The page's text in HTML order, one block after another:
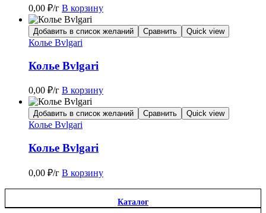
0,00 ₽/г В корзину
Добавить в список желаний Сравнить Quick view
Колье Bvlgari
Колье Bvlgari
0,00 ₽/г В корзину
Добавить в список желаний Сравнить Quick view
Колье Bvlgari
Колье Bvlgari
0,00 ₽/г В корзину
Каталог